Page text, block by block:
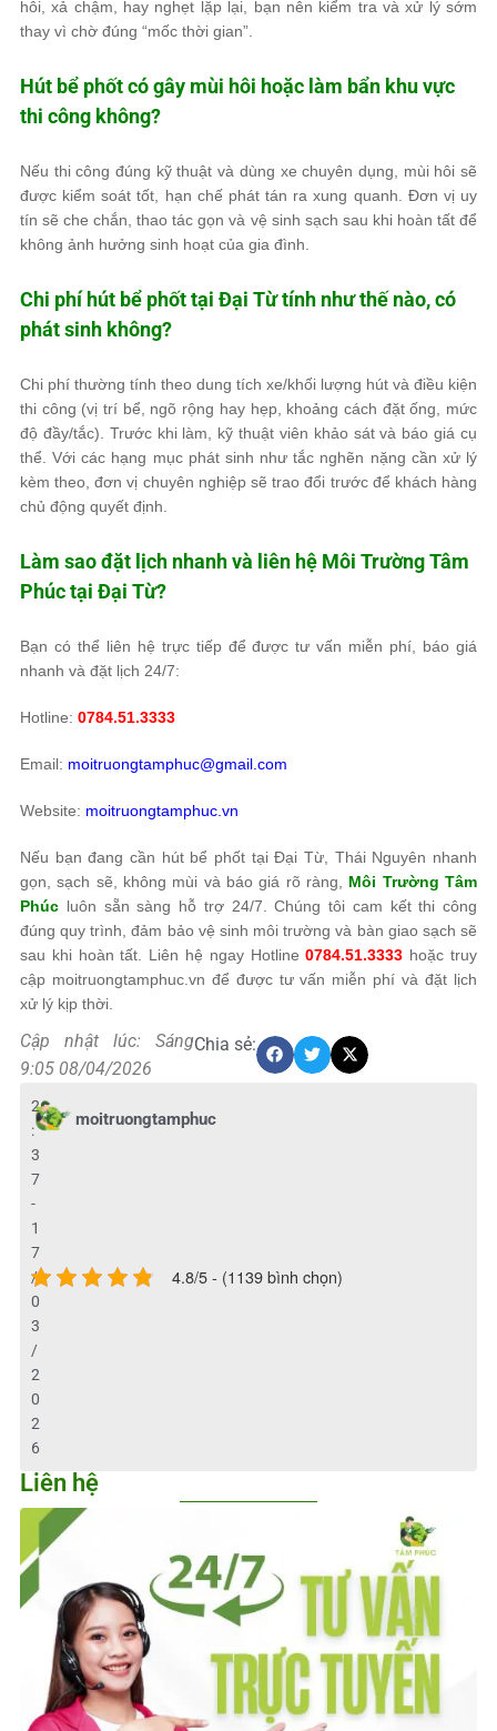
hôi, xả chậm, hay nghẹt lặp lại, bạn nên kiểm tra và xử lý sớm
thay vì chờ đúng “mốc thời gian”.
Hút bể phốt có gây mùi hôi hoặc làm bẩn khu vực
thi công không?
Nếu thi công đúng kỹ thuật và dùng xe chuyên dụng, mùi hôi sẽ
được kiểm soát tốt, hạn chế phát tán ra xung quanh. Đơn vị uy
tín sẽ che chắn, thao tác gọn và vệ sinh sạch sau khi hoàn tất để
không ảnh hưởng sinh hoạt của gia đình.
Chi phí hút bể phốt tại Đại Từ tính như thế nào, có
phát sinh không?
Chi phí thường tính theo dung tích xe/khối lượng hút và điều kiện
thi công (vị trí bể, ngõ rộng hay hẹp, khoảng cách đặt ống, mức
độ đầy/tắc). Trước khi làm, kỹ thuật viên khảo sát và báo giá cụ
thể. Với các hạng mục phát sinh như tắc nghẽn nặng cần xử lý
kèm theo, đơn vị chuyên nghiệp sẽ trao đổi trước để khách hàng
chủ động quyết định.
Làm sao đặt lịch nhanh và liên hệ Môi Trường Tâm
Phúctại Đại Từ?
Bạn có thể liên hệ trực tiếp để được tư vấn miễn phí, báo giá
nhanh và đặt lịch 24/7:
Hotline: 0784.51.3333
Email: moitruongtamphuc@gmail.com
Website: moitruongtamphuc.vn
Nếu bạn đang cần hút bể phốt tại Đại Từ, Thái Nguyên nhanh
gọn, sạch sẽ, không mùi và báo giá rõ ràng, Môi Trường Tâm
Phúc luôn sẵn sàng hỗ trợ 24/7. Chúng tôi cam kết thi công
đúng quy trình, đảm bảo vệ sinh môi trường và bàn giao sạch sẽ
sau khi hoàn tất. Liên hệ ngay Hotline0784.51.3333 hoặc truy
cập moitruongtamphuc.vn để được tư vấn miễn phí và đặt lịch
xử lý kịp thời.
Cập nhật lúc: Sáng
9:05 08/04/2026
Chia sẻ:
moitruongtamphuc
2
:
3
7
-
1
7
/
0
3
/
2
0
2
6
4.8/5 - (1139 bình chọn)
Liên hệ